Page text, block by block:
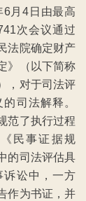
6月4日由最高
次会议通过
法院确定财产
》（以下简称
，对于司法评
司法解释。
范了执行过程
民事证据规
的司法评估具
诉讼中，一方
作为书证，并